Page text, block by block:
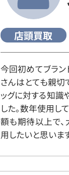
店頭買取
今回初めてブラン
さんはとても親切
ッグに対する知識
した。数年使用し
額も期待以上で、
用したいと思いま